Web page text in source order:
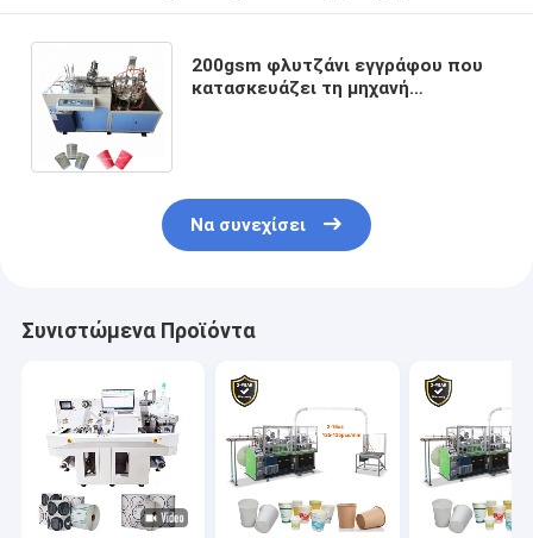
200gsm φλυτζάνι εγγράφου που
κατασκευάζει τη μηχανή
Να συνεχίσει
Συνιστώμενα Προϊόντα